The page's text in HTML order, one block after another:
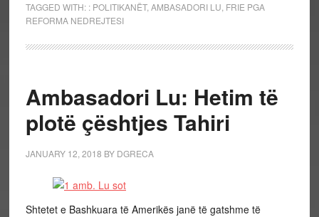
TAGGED WITH: : POLITIKANËT, AMBASADORI LU FRIE PGA
REFORMA NEDREJTESI
Ambasadori Lu: Hetim të
plotë çështjes Tahiri
JANUARY 12, 2018 BY DGRECA
Shtetet e Bashkuara të Amerikës janë të gatshme të